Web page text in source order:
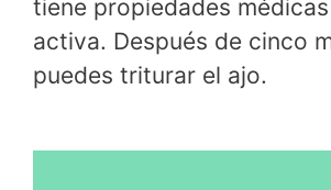
tiene propiedades
activa. Después de cinco
puedes triturar el ajo.